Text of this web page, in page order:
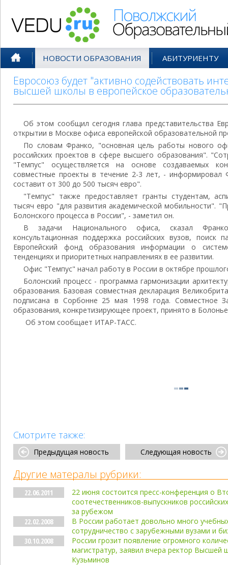
НОВОСТИ ОБРАЗОВАНИЯ АБИТУРИЕНТУ
Евросоюз будет "активно содействовать
высшей школы в европейское
Об этом сообщил сегодня глава представительства
открытии в Москве офиса европейской образовательной
По словам Франко, "основная цель работы нового
российских проектов в сфере высшего образования".
"Темпус" осуществляется на основе создаваемых
совместные проекты в течение 2-3 лет, -
составит от 300 до 500 тысяч евро".
"Темпус" также предоставляет гранты студентам,
тысяч евро "для развития академической мобильности".
Болонского процесса в России", - заметил он.
В задачи Национального офиса, сказал
консультационная поддержка российских вузов, поиск
Европейский фонд образования информации о
тенденциях и приоритетных направлениях в ее развитии.
Офис "Темпус" начал работу в России в октябре
Болонский процесс - программа гармонизации
образования. Базовая совместная декларация
подписана в Сорбонне 25 мая 1998 года. Совместное
образования, конкретизирующее проект, принято в
Об этом сообщает ИТАР-ТАСС.
Смотрите также:
Предыдущая новость Следующая новость
Другие матералы рубрики:
22.06.2011
22 июня состоится пресс-конференция о
соотечественников-выпускников
за рубежом
22.02.2008
В России работает довольно много
сотрудничество с зарубежными вузами и
30.10.2008
России грозит появление огромного
магистратур, заявил вчера ректор Высшей
Кузьминов